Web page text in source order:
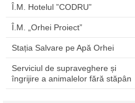
Î.M. Hotelul ”CODRU”
Î.M. „Orhei Proiect”
Stația Salvare pe Apă Orhei
Serviciul de supraveghere și
îngrijire a animalelor fără stăpân